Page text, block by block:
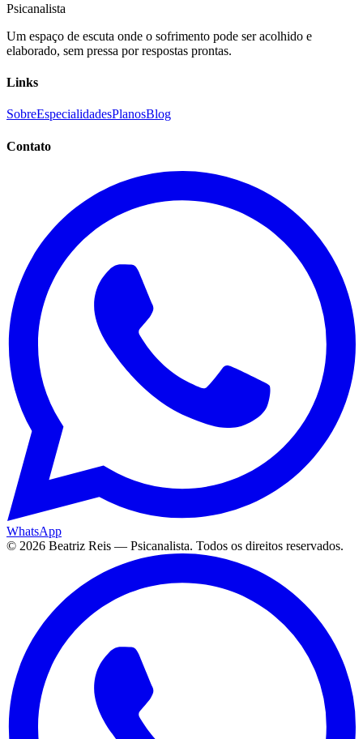
Psicanalista
Um espaço de escuta onde o sofrimento pode ser acolhido e
elaborado, sem pressa por respostas prontas.
Links
SobreEspecialidadesPlanosBlog
Contato
WhatsApp
© 2026 Beatriz Reis — Psicanalista. Todos os direitos reservados.